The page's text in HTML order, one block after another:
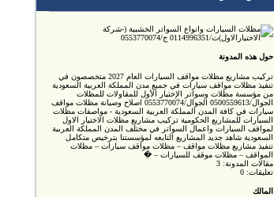
حول هذه المدونة
تركيب مشاريع مظلات مواقف السيارات العام 2027 متخصصون في
تنفيذ مظلات مواقف سيارات في جميع مدن المملكة العربية السعودية
من مؤسسة مظلات وسواتر الإختيار الأول للمقاولات للمظلات
الجوال/0500559613 الجوال/0553770074 اصلاح وصيانة مظلات مواقف
سيارات في كافة المدن المملكة العربية السعودية - مواصفات مظلات
السيارات للمشاريع الحكومية تركيب مشاريع مظلات الاختيار الاول
لمواقف السيارات واعمال السواتر في مختلف المدن المملكة العربية
السعودية شاهد جديد المشاريع التابعه لمؤسستنا بترخيص متكامل
تنفيذ مشاريع مظلات مواقف – مظلات مواقف سيارات – مظلات
المواقف – مظلات موقف للسيارات – �
مقالات المدونة: 3
تعليقات: 0
المالك